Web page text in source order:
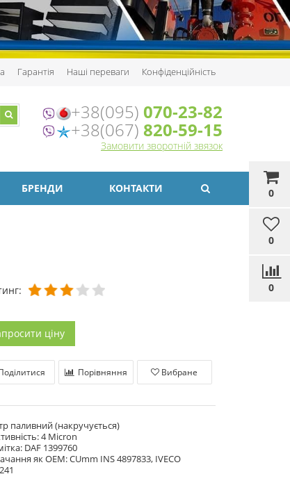
Гарантія Наші переваги Конфіденційність
0
0
0
+38(095) 070-23-82
+38(067) 820-59-15
Замовити зворотній звязок
БРЕНДИ КОНТАКТИ
ціну
Порівняння Вибране
паливний (накручується)
4 Micron
DAF 1399760
як OEM: CUmm INS 4897833, IVECO